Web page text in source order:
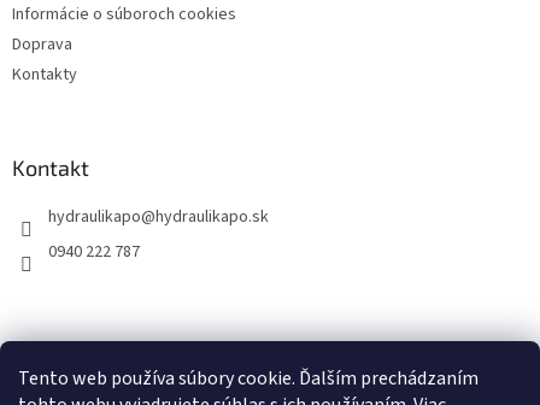
Tento web používa súbory cookie. Ďalším prechádzaním
Informácie o súboroch cookies
Doprava
Kontakty
Kontakt
hydraulikapo@hydraulikapo.sk
0940 222 787